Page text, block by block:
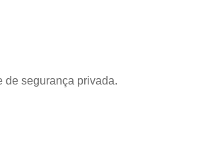
de segurança privada.